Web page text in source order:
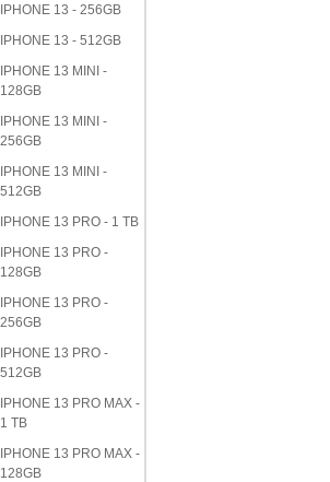
IPHONE 13 - 256GB
IPHONE 13 - 512GB
IPHONE 13 MINI -
128GB
IPHONE 13 MINI -
256GB
IPHONE 13 MINI -
512GB
IPHONE 13 PRO - 1 TB
IPHONE 13 PRO -
128GB
IPHONE 13 PRO -
256GB
IPHONE 13 PRO -
512GB
IPHONE 13 PRO MAX -
1 TB
IPHONE 13 PRO MAX -
128GB